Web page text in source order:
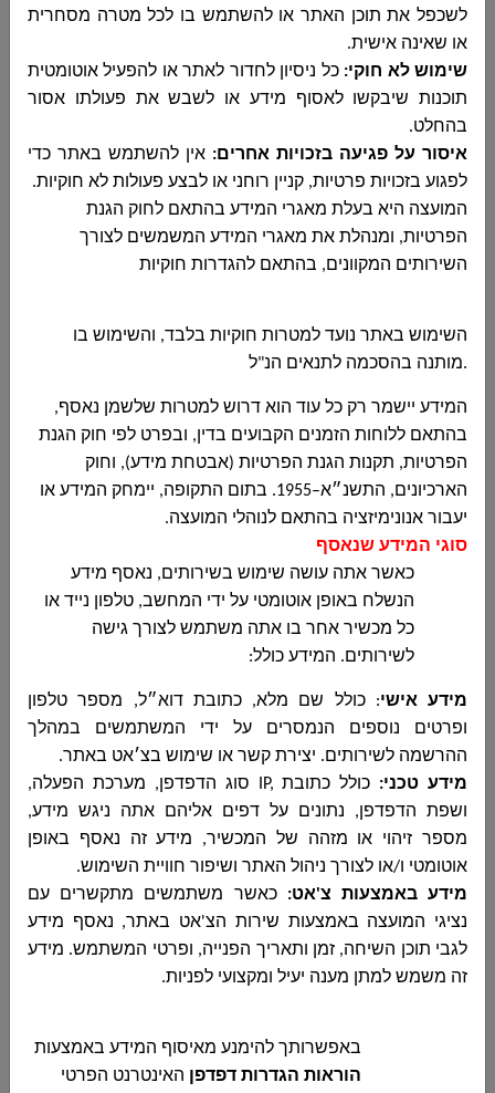
לשכפל את תוכן האתר או להשתמש בו לכל מטרה מסחרית
או שאינה אישית.
שימוש לא חוקי: כל ניסיון לחדור לאתר או להפעיל אוטומטית
תוכנות שיבקשו לאסוף מידע או לשבש את פעולתו אסור
בהחלט.
איסור על פגיעה בזכויות אחרים: אין להשתמש באתר כדי
לפגוע בזכויות פרטיות, קניין רוחני או לבצע פעולות לא חוקיות.
המועצה היא בעלת מאגרי המידע בהתאם לחוק הגנת
הפרטיות, ומנהלת את מאגרי המידע המשמשים לצורך
השירותים המקוונים, בהתאם להגדרות חוקיות
השימוש באתר נועד למטרות חוקיות בלבד, והשימוש בו
מותנה בהסכמה לתנאים הנ"ל.
המידע יישמר רק כל עוד הוא דרוש למטרות שלשמן נאסף,
בהתאם ללוחות הזמנים הקבועים בדין, ובפרט לפי חוק הגנת
הפרטיות, תקנות הגנת הפרטיות (אבטחת מידע), וחוק
הארכיונים, התשנ״א–1955. בתום התקופה, יימחק המידע או
יעבור אנונימיזציה בהתאם לנוהלי המועצה.
סוגי המידע שנאסף
כאשר אתה עושה שימוש בשירותים, נאסף מידע
הנשלח באופן אוטומטי על ידי המחשב, טלפון נייד או
כל מכשיר אחר בו אתה משתמש לצורך גישה
לשירותים. המידע כולל:
מידע אישי: כולל שם מלא, כתובת דוא״ל, מספר טלפון
ופרטים נוספים
הנמסרים על ידי המשתמשים במהלך
ההרשמה לשירותים. יצירת קשר או שימוש בצ׳אט באתר.
מידע טכני: כולל כתובתIP, סוג הדפדפן, מערכת הפעלה,
ושפת הדפדפן, נתונים על דפים אליהם אתה ניגש מידע,
מספר זיהוי או מזהה של המכשיר, מידע זה נאסף באופן
אוטומטי ו/או לצורך ניהול האתר ושיפור חוויית השימוש.
מידע באמצעות צ'אט: כאשר משתמשים מתקשרים עם
נציגי המועצה באמצעות שירות הצ'אט באתר, נאסף מידע
לגבי תוכן השיחה, זמן ותאריך הפנייה, ופרטי המשתמש. מידע
זה משמש למתן מענה יעיל ומקצועי לפניות.
באפשרותך להימנע מאיסוף המידע באמצעות
הוראות הגדרות דפדפן
האינטרנט הפרטי